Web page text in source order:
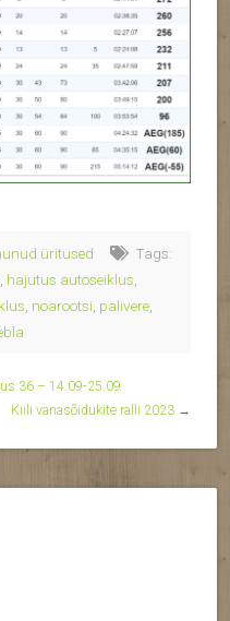
üritused
Tags:
hajutus autoseiklus
noarootsi palivere
36 – 14.09-25.09
Kiili vanasõidukite ralli 2023 →